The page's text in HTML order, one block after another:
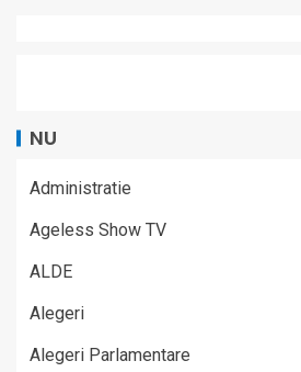
NU
Administratie
Ageless Show TV
ALDE
Alegeri
Alegeri Parlamentare